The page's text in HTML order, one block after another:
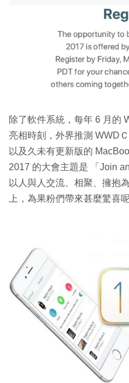
除了軟件系統，每年 6 月的
亮相時刻，外界推測 WWD
以及久未有更新版的
2017 的大會主題是 「Join
以人與人交流、相聚、擁抱
上，為果粉們帶來甚麼驚喜